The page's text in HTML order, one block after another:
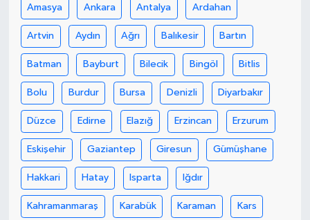
Amasya Ankara Antalya Ardahan
Artvin Aydın Ağrı Balıkesir Bartın
Batman Bayburt Bilecik Bingöl Bitlis
Bolu Burdur Bursa Denizli Diyarbakır
Düzce Edirne Elazığ Erzincan Erzurum
Eskişehir Gaziantep Giresun Gümüşhane
Hakkari Hatay Isparta Iğdır
Kahramanmaraş Karabük Karaman Kars